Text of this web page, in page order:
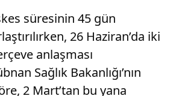
süresinin 45 gün
26 Haziran’da iki
anlaşması
Sağlık Bakanlığı’nın
2 Mart’tan bu yana